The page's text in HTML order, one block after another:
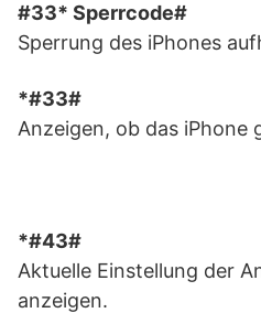
#33* Sperrcode#
Sperrung des iPhones
*#33#
Anzeigen, ob das iPhone
*#43#
Aktuelle Einstellung der
anzeigen.